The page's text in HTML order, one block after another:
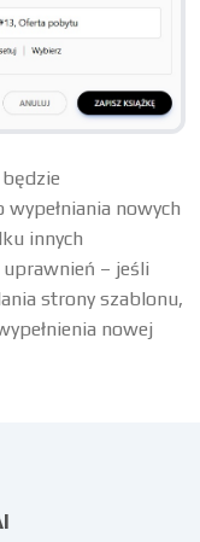
nowych
innych
– jeśli
strony szablonu,
nowej